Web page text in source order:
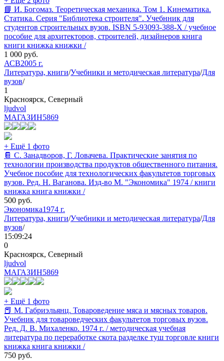
📘 И. Богомаз. Теоретическая механика. Том 1. Кинематика.
Статика. Серия "Библиотека строителя". Учебнник для
студентов строительных вузов. ISBN 5-93093-388-X / учебное
пособие для архитекторов, строителей, дизайнеров книга
книги книжка книжки /
1 000 руб.
АСВ2005 г.
Литература, книги/Учебники и методическая литература/Для
вузов/
1
Красноярск, Северный
ljudvol
МАГАЗИН5869
+ Ещё 1 фото
📔 С. Занадворов, Г. Ловачева. Практические занятия по
технологии производства продуктов общественного питания.
Учебное пособие для технологических факультетов торговых
вузов. Ред. Н. Ваганова. Изд-во М. "Экономика" 1974 / книги
книжка книга книжки /
500 руб.
Экономика1974 г.
Литература, книги/Учебники и методическая литература/Для
вузов/
15:09:24
0
Красноярск, Северный
ljudvol
МАГАЗИН5869
+ Ещё 1 фото
📕 М. Габриэльянц. Товароведение мяса и мясных товаров.
Учебник для товароведческих факультетов торговых вузов.
Ред. Д. В. Михаленко. 1974 г. / методическая учебная
литература по переработке скота разделке туш торговле книги
книжка книга книжки /
750 руб.